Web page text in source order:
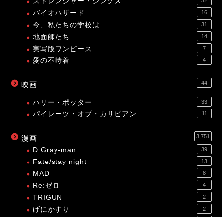
バイオハザード 16
今、私たちの学校は… 31
地面師たち 14
実写版ワンピース 7
愛の不時着 4
映画 44
ハリー・ポッター 33
パイレーツ・オブ・カリビアン 11
漫画 3,751
D.Gray-man 39
Fate/stay night 13
MAD 8
Re:ゼロ 4
TRIGUN 2
げにかすり 2